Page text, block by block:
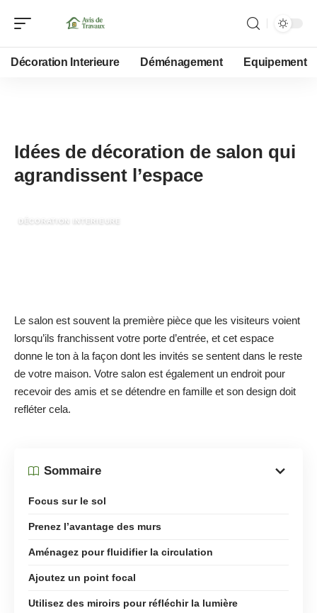
Décoration Interieure Déménagement Equipement
Idées de décoration de salon qui
agrandissent l’espace
DÉCORATION INTERIEURE
Le salon est souvent la première pièce que les visiteurs voient
lorsqu’ils franchissent votre porte d’entrée, et cet espace
donne le ton à la façon dont les invités se sentent dans le reste
de votre maison. Votre salon est également un endroit pour
recevoir des amis et se détendre en famille et son design doit
refléter cela.
Sommaire
Focus sur le sol
Prenez l’avantage des murs
Aménagez pour fluidifier la circulation
Ajoutez un point focal
Utilisez des miroirs pour réfléchir la lumière